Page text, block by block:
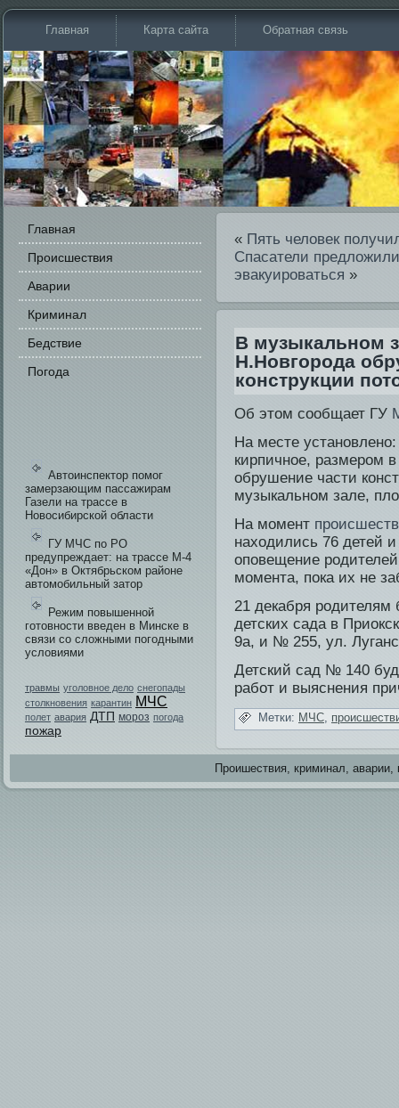
Главная Карта сайта Обратная связь
Главная
Происшестви­я
Аварии
Криминал
Бедстви­е
Погода
Автоинспектор помог
замерзающим пассажирам
Газели на трассе в
Новосибирской области
ГУ МЧС по РО
предупреждает: на трассе М-4
«Дон» в Октябрьском районе
автомобильный затор
Режим повышенной
готовности введен в Минске в
связи со сложными погодными
условиями
травмы уголовное дело снегопады
столкновения карантин МЧС
полет авария ДТП мороз погода
пожар
« Пять человек
Спасатели
эвакуироваться »
В музыкальном
Н.Новгорода
конструкции
Об этом сообщает ГУ
На месте
кирпичное, размером
обрушение части
музыкальном зале,
На момент
находи­лись 76 детей
оповещение
момента, пока их не
21 декабря
детских сада в
9а, и № 255, ул.
Детский сад № 140
работ и выяснения
Метки: МЧС,
Проишестви­я, криминал,